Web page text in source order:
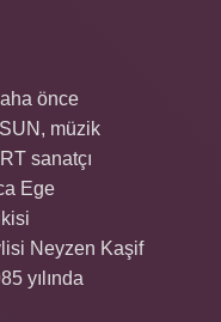
önce
müzik
sanatçı
Ege
Neyzen Kaşif
yılında